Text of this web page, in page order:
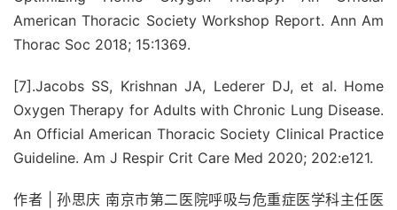
American Thoracic Society Workshop Report. Ann Am
Thorac Soc 2018; 15:1369.
[7].Jacobs SS, Krishnan JA, Lederer DJ, et al. Home
Oxygen Therapy for Adults with Chronic Lung Disease.
An Official American Thoracic Society Clinical Practice
Guideline. Am J Respir Crit Care Med 2020; 202:e121.
作者 | 孙思庆 南京市第二医院呼吸与危重症医学科主任医